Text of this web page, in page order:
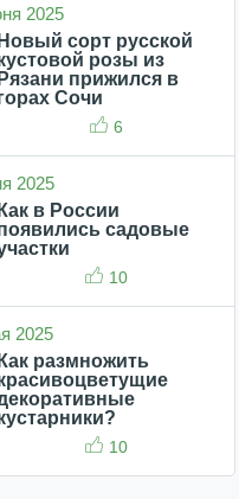
2025
Новый сорт русской
розы из
Рязани прижился в
Сочи
6
2025
Как в России
садовые
10
2025
Как размножить
10